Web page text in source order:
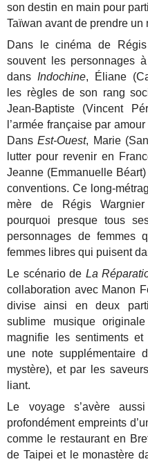
son destin en main pour
Taïwan avant de prendre un
Dans le cinéma de
souvent les personnages
dans Indochine, Éliane
les règles de son rang
Jean-Baptiste (Vincent
l’armée française par
DansEst-Ouest, Marie
lutter pour revenir en
Jeanne (Emmanuelle
conventions. Ce long-
mère de Régis
pourquoi presque tous
personnages de femmes
femmes libres qui puisent
Le scénario de La
collaboration avec Manon
divise ainsi en deux
sublime musique
magnifie les sentiments
une note supplémentaire
mystère), et par les
liant.
Le voyage s’avère
profondément empreints
comme le restaurant en
de Taipei et le monastère